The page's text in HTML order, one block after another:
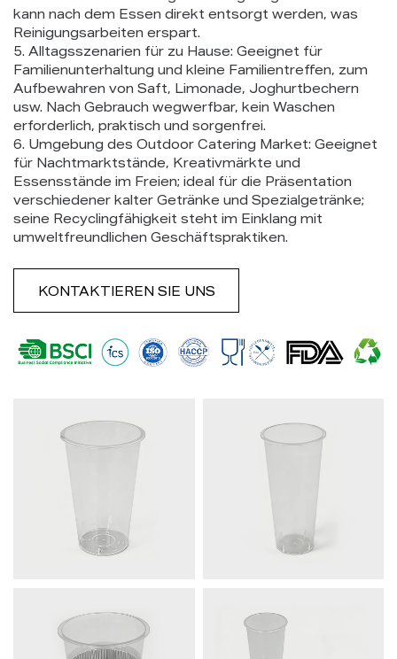
kann nach dem Essen direkt entsorgt werden, was
Reinigungsarbeiten erspart.
5. Alltagsszenarien für zu Hause: Geeignet für
Familienunterhaltung und kleine Familientreffen, zum
Aufbewahren von Saft, Limonade, Joghurtbechern
usw. Nach Gebrauch wegwerfbar, kein Waschen
erforderlich, praktisch und sorgenfrei.
6. Umgebung des Outdoor Catering Market: Geeignet
für Nachtmarktstände, Kreativmärkte und
Essensstände im Freien; ideal für die Präsentation
verschiedener kalter Getränke und Spezialgetränke;
seine Recyclingfähigkeit steht im Einklang mit
umweltfreundlichen Geschäftspraktiken.
KONTAKTIEREN SIE UNS